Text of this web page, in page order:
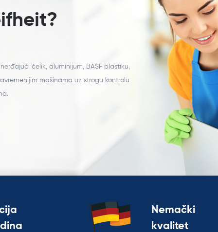
čelik, aluminijum, BASF plastiku,
mašinama uz strogu kontrolu
Nemački
kvalitet